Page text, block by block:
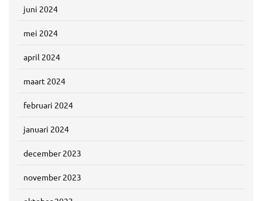
juni 2024
mei 2024
april 2024
maart 2024
februari 2024
januari 2024
december 2023
november 2023